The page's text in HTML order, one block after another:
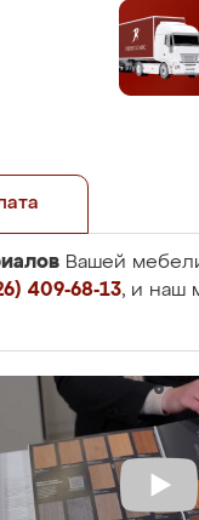
Вашей
409-68-13, и наш